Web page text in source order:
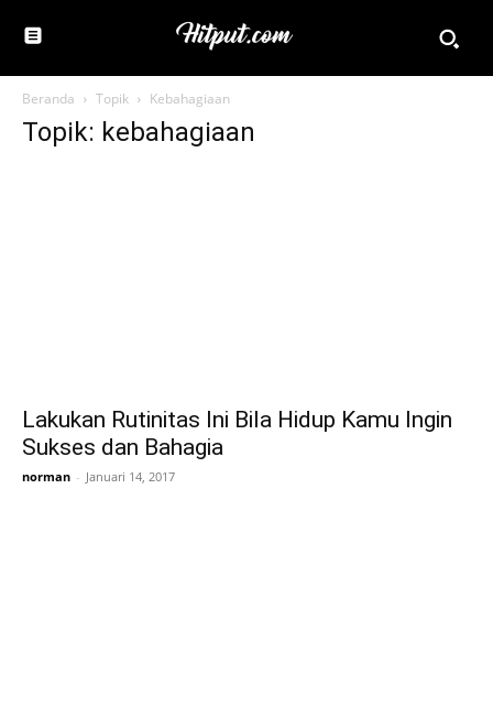
Beranda Topik Kebahagiaan
Topik: kebahagiaan
Lakukan Rutinitas Ini Bila Hidup Kamu Ingin
Sukses dan Bahagia
norman - Januari 14, 2017